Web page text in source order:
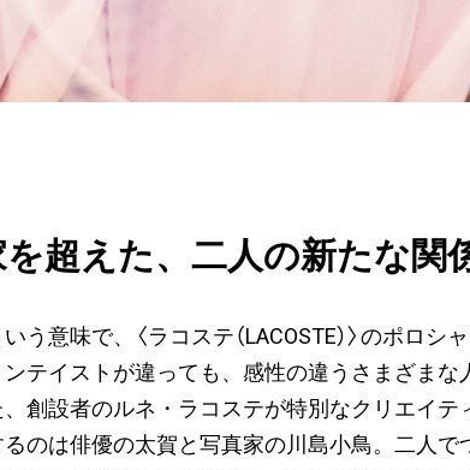
超えた、二人の新たな関
意味で、〈ラコステ（LACOSTE）〉のポロシ
テイストが違っても、感性の違うさまざまな
創設者のルネ・ラコステが特別なクリエイテ
のは俳優の太賀と写真家の川島小鳥。二人で